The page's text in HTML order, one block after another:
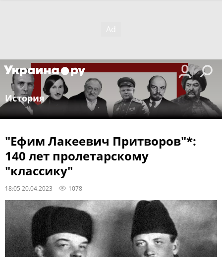
История
"Ефим Лакеевич Притворов"*:
140 лет пролетарскому
"классику"
18:05 20.04.2023 1078